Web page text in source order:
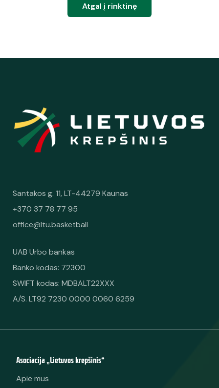
Atgal į rinktinę
Santakos g. 11, LT-44279 Kaunas
+370 37 78 77 95
office@ltu.basketball
UAB Urbo bankas
Banko kodas: 72300
SWIFT kodas: MDBALT22XXX
A/S. LT92 7230 0000 0060 6259
Asociacija „Lietuvos krepšinis“
Apie mus